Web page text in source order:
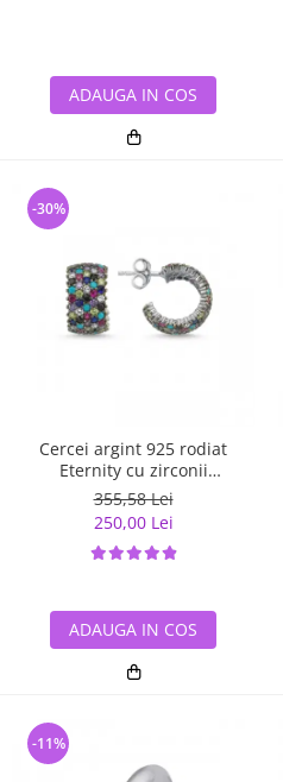
ADAUGA IN COS
Cercei argint 925 rodiat
Eternity cu zirconii
multicolore ETU0036
355,58 Lei
250,00 Lei
-30%
ADAUGA IN COS
-11%